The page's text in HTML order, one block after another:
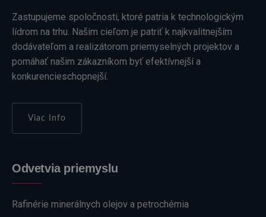
Zastupujeme spoločnosti, ktoré patria k technologickým
lídrom na trhu. Našim cieľom je patriť k najkvalitnejším
dodávateľom a realizátorom priemyselných projektov a
pomáhať našim zákazníkom byť efektívnejší a
konkurencieschopnejší.
Viac Info
Odvetvia priemyslu
Rafinérie minerálnych olejov a petrochémia